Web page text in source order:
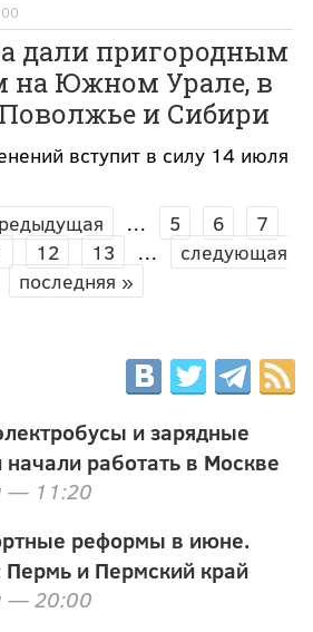
дали пригородным
на Южном Урале, в
Поволжье и Сибири
вступит в силу 14 июля
… 5 6
7
12 13 …
следующая
последняя »
и зарядные
начали работать в Москве
— 11:20
реформы в июне.
Пермь и Пермский край
— 20:00